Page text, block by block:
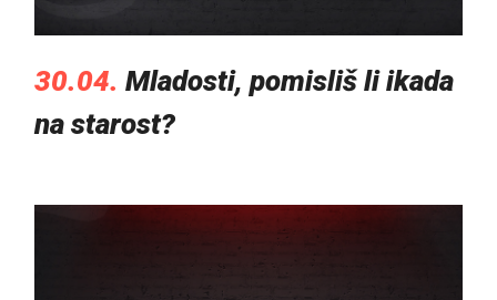
30.04. Mladosti, pomisliš li ikada
na starost?